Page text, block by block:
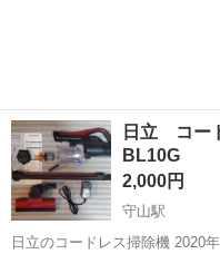
日立 コー
BL10G
2,000円
守山駅
日立のコードレス掃除機 2020